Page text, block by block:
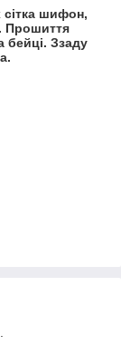
сітка шифон,
Прошиття
бейці. Ззаду